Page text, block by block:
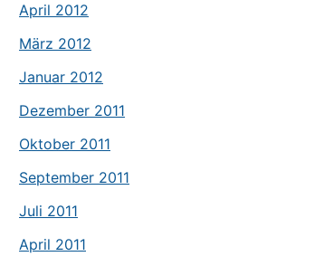
April 2012
März 2012
Januar 2012
Dezember 2011
Oktober 2011
September 2011
Juli 2011
April 2011